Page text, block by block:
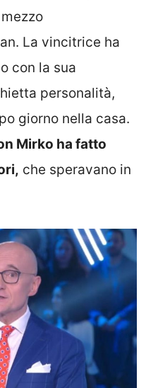
La vincitrice ha
con la sua
personalità,
giorno nella casa.
Mirko ha fatto
che speravano in